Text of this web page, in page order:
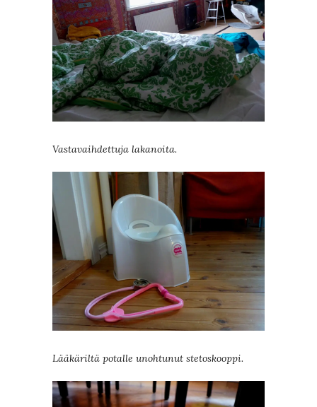
Vastavaihdettuja lakanoita.
Lääkäriltä potalle unohtunut stetoskooppi.